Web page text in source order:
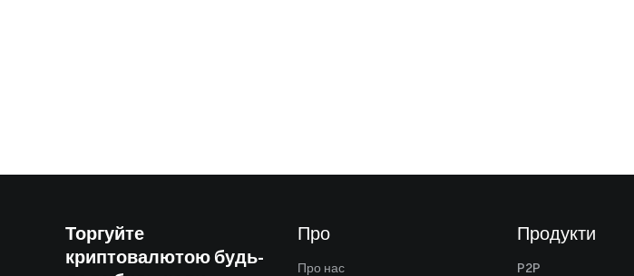
Торгуйте
криптовалютою будь-
Про
Про нас
Продукти
P2P